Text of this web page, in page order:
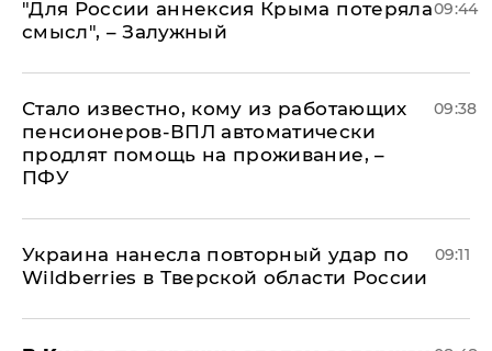
"Для России аннексия Крыма потеряла
смысл", – Залужный
09:44
Стало известно, кому из работающих
пенсионеров-ВПЛ автоматически
продлят помощь на проживание, –
ПФУ
09:38
Украина нанесла повторный удар по
Wildberries в Тверской области России
09:11